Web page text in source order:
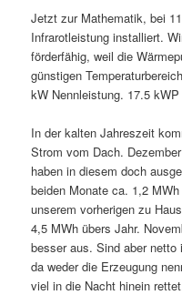
Jetzt zur Mathematik, bei
Infrarotleistung installiert.
förderfähig, weil die
günstigen
kW Nennleistung. 17.5
In der kalten Jahreszeit
Strom vom Dach.
haben in diesem doch
beiden Monate ca. 1,2
unserem vorherigen zu
4,5 MWh übers Jahr.
besser aus. Sind aber
da weder die Erzeugung
viel in die Nacht hinein